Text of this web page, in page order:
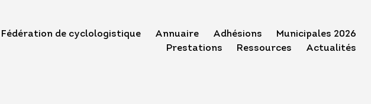
Fédération de cyclologistique Annuaire Adhésions
Municipales 2026
Prestations
Ressources Actualités